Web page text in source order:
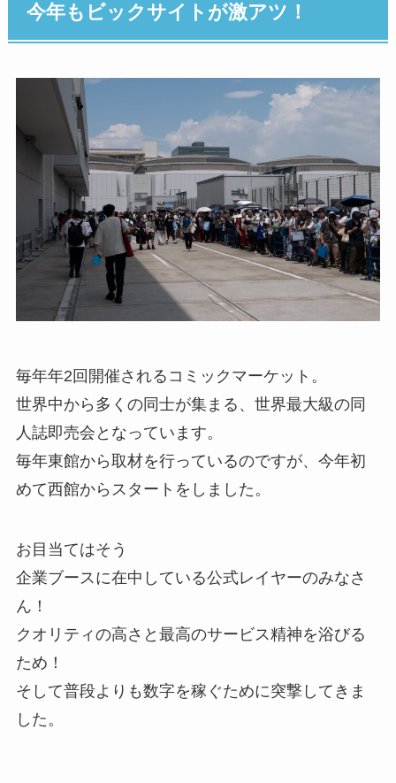
今年もビックサイトが激アツ！
毎年年2回開催されるコミックマーケット。
世界中から多くの同士が集まる、世界最大級の同
人誌即売会となっています。
毎年東館から取材を行っているのですが、今年初
めて西館からスタートをしました。
お目当てはそう
企業ブースに在中している公式レイヤーのみなさ
ん！
クオリティの高さと最高のサービス精神を浴びる
ため！
そして普段よりも数字を稼ぐために突撃してきま
した。